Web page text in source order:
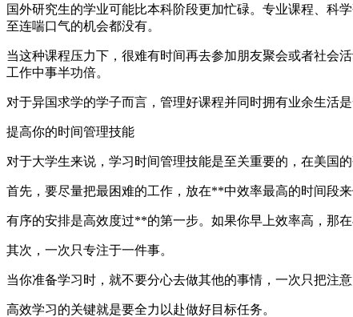
国外研究生的学业可能比本科阶段更加忙碌。专业课程、科
至连喘口气的机会都没有。
当这种课程压力下，很难有时间再去参加朋友聚会或者社会
工作中事半功倍。
对于异国求学的学子而言，管理好课程并同时拥有业余生活
提高你的时间管理技能
对于大学生来说，学习时间管理技能是至关重要的，在美国
首先，要尽量把最困难的工作，放在**中效率最高的时间段来
有序的安排是高效度过**的第一步。如果你早上效率高，那
其次，一次只专注于一件事。
当你准备学习时，就不要分心去做其他的事情，一次只把注
高效学习的关键就是要全力以赴做好目标任务。